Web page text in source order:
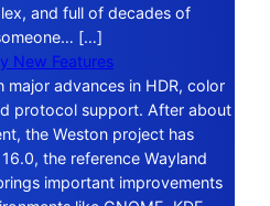
and full of decades of
[…]
New Features
major advances in HDR, color
protocol support. After about
the Weston project has
the reference Wayland
important improvements